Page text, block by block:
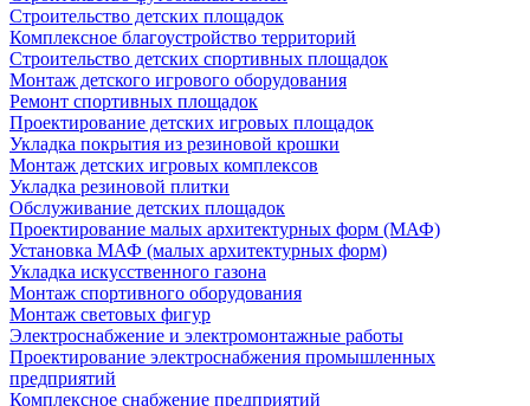
Строительство детских площадок
Комплексное благоустройство территорий
Строительство детских спортивных площадок
Монтаж детского игрового оборудования
Ремонт спортивных площадок
Проектирование детских игровых площадок
Укладка покрытия из резиновой крошки
Монтаж детских игровых комплексов
Укладка резиновой плитки
Обслуживание детских площадок
Проектирование малых архитектурных форм (МАФ)
Установка МАФ (малых архитектурных форм)
Укладка искусственного газона
Монтаж спортивного оборудования
Монтаж световых фигур
Электроснабжение и электромонтажные работы
Проектирование электроснабжения промышленных
предприятий
Комплексное снабжение предприятий